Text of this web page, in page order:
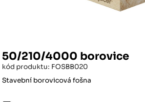
50/210/4000 borovice
kód produktu: FOSBB020
Stavební borovicová fošna